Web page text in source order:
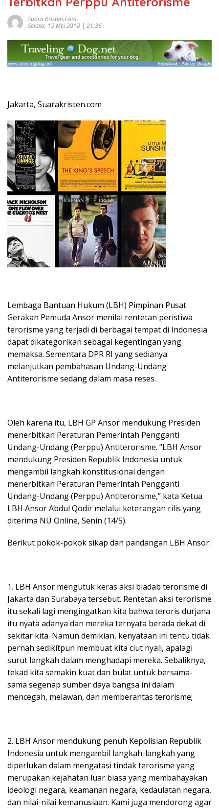
Suara Kristen.com
Selasa, 15 Mei 2018 | 21:36
Jakarta, Suarakristen.com
Lembaga Bantuan Hukum (LBH) Pimpinan Pusat
Gerakan Pemuda Ansor menilai rentetan peristiwa
terorisme yang terjadi di berbagai tempat di Indonesia
dapat dikategorikan sebagai kegentingan yang
memaksa. Sementara DPR RI yang sedianya
melanjutkan pembahasan Undang-Undang
Antiterorisme sedang dalam masa reses.
Oleh karena itu, LBH GP Ansor mendukung Presiden
menerbitkan Peraturan Pemerintah Pengganti
Undang-Undang (Perppu) Antiterorisme. “LBH Ansor
mendukung Presiden Republik Indonesia untuk
mengambil langkah konstitusional dengan
menerbitkan Peraturan Pemerintah Pengganti
Undang-Undang (Perppu) Antiterorisme,” kata Ketua
LBH Ansor Abdul Qodir melalui keterangan rilis yang
diterima NU Online, Senin (14/5).
Berikut pokok-pokok sikap dan pandangan LBH Ansor:
1. LBH Ansor mengutuk keras aksi biadab terorisme di
Jakarta dan Surabaya tersebut. Rentetan aksi terorisme
itu sekali lagi mengingatkan kita bahwa teroris durjana
itu nyata adanya dan mereka ternyata berada dekat di
sekitar kita. Namun demikian, kenyataan ini tentu tidak
pernah sedikitpun membuat kita ciut nyali, apalagi
surut langkah dalam menghadapi mereka. Sebaliknya,
tekad kita semakin kuat dan bulat untuk bersama-
sama segenap sumber daya bangsa ini dalam
mencegah, melawan, dan memberantas terorisme;
2. LBH Ansor mendukung penuh Kepolisian Republik
Indonesia untuk mengambil langkah-langkah yang
diperlukan dalam mengatasi tindak terorisme yang
merupakan kejahatan luar biasa yang membahayakan
ideologi negara, keamanan negara, kedaulatan negara,
dan nilai-nilai kemanusiaan. Kami juga mendorong agar